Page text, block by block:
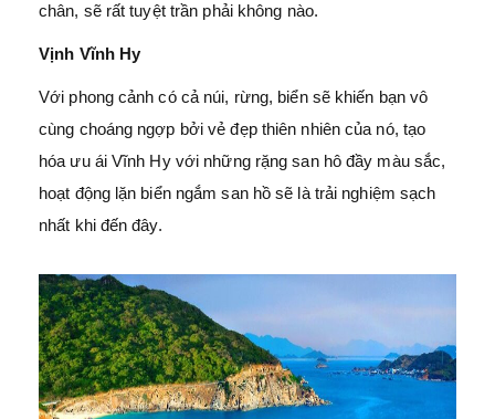
chân, sẽ rất tuyệt trần phải không nào.
Vịnh Vĩnh Hy
Với phong cảnh có cả núi, rừng, biển sẽ khiến bạn vô
cùng choáng ngợp bởi vẻ đẹp thiên nhiên của nó, tạo
hóa ưu ái Vĩnh Hy với những rặng san hô đầy màu sắc,
hoạt động lặn biển ngắm san hồ sẽ là trải nghiệm sạch
nhất khi đến đây.